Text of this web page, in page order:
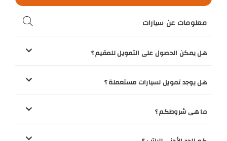
معلومات عن سيارات
هل يمكن الحصول على التمويل للمقيم ؟
هل يوجد تمويل لسيارات مستعملة ؟
ما هى شروطكم ؟